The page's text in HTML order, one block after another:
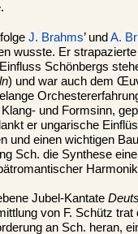
J. Brahms’ und A.
wusste. Er
Schönbergs
) und war auch dem
und Formsinn,
er ungarische
und einen wichtigen
Sch. die Synthese
Jubel-Kantate
von F. Schütz trat
an Sch. heran,